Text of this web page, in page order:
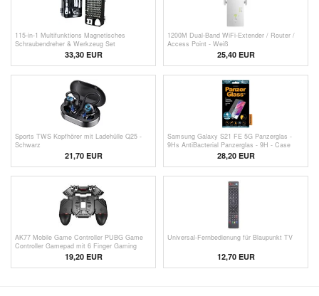
115-in-1 Multifunktions Magnetisches
Schraubendreher & Werkzeug Set
33,30 EUR
1200M Dual-Band WiFi-Extender / Router /
Access Point - Weiß
25,40 EUR
Sports TWS Kopfhörer mit Ladehülle Q25 -
Schwarz
21,70EUR
Samsung Galaxy S21 FE 5G Panzerglas -
9Hs AntiBacterial Panzerglas - 9H - Case
Friendly - Schwarz Rand
28,20 EUR
AK77 Mobile Game Controller PUBG Game
Controller Gamepad mit 6 Finger Gaming
Trigger und Kühlung Lüfter -
Schwarz/1200mAh Akku
19,20 EUR
Universal-Fernbedienung für Blaupunkt TV
12,70 EUR